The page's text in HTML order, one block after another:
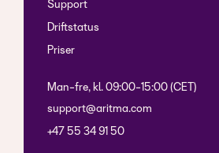
Support
Driftstatus
Priser
Man-fre, kl. 09:00-15:00 (CET)
support@aritma.com
+47 55 34 91 50